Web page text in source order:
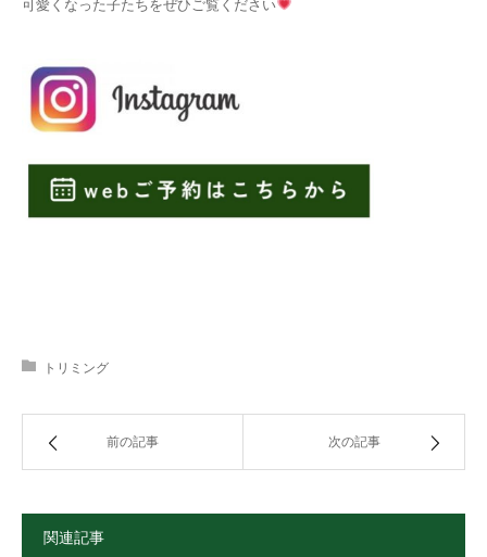
可愛くなった子たちをぜひご覧ください
トリミング
前の記事 次の記事
関連記事